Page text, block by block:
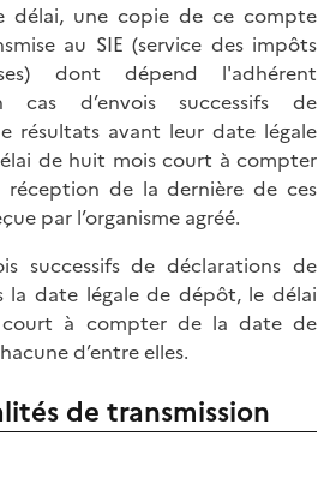
délai, une copie de ce compte
au SIE (service des impôts
dont dépend l'adhérent
cas d’envois successifs de
résultats avant leur date légale
de huit mois court à compter
de la dernière de ces
par l’organisme agréé.
successifs de déclarations de
la date légale de dépôt, le délai
à compter de la date de
d’entre elles.
de transmission